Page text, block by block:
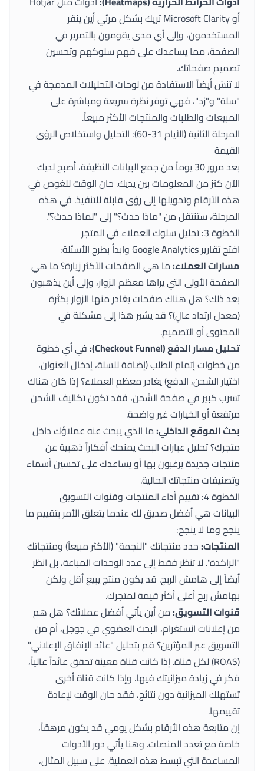
أو Microsoft Clarity تريك بشكل مرئي أين ينقر
المستخدمون، وإلى أي مدى يقومون بالتمرير في
الصفحة، مما يساعدك على فهم سلوكهم وتحسين
تصميم صفحاتك.
لا تنسَ أيضاً الاستفادة من لوحات التحليلات المدمجة في
"سلة" و"زد"، فهي توفر نظرة سريعة ومباشرة على
المبيعات والطلبات والمنتجات الأكثر مبيعاً.
المرحلة الثانية (الأيام 31-60): التحليل واستخلاص الرؤى
القيمة
بعد مرور 30 يوماً من جمع البيانات النظيفة، أصبح لديك
الآن كنز من المعلومات بين يديك. حان الوقت للغوص في
هذه الأرقام وتحويلها إلى رؤى قابلة للتنفيذ. في هذه
المرحلة، ستنتقل من "ماذا حدث؟" إلى "لماذا حدث؟".
الخطوة 3: تحليل سلوك العملاء في المتجر
افتح تقارير Google Analytics وابدأ بطرح الأسئلة:
مسارات العملاء:ما هي الصفحات الأكثر زيارة؟ ما هي
الصفحة الأولى التي يراها معظم الزوار، وإلى أين يذهبون
بعد ذلك؟ هل هناك صفحات يغادر منها الزوار بكثرة
(معدل ارتداد عالٍ)؟ قد يشير هذا إلى مشكلة في
المحتوى أو التصميم.
تحليل مسار الدفع (Checkout Funnel):
في أي خطوة
من خطوات إتمام الطلب (إضافة للسلة، إدخال العنوان،
اختيار الشحن، الدفع) يغادر معظم العملاء؟ إذا كان هناك
تسرب كبير في صفحة الشحن، فقد تكون تكاليف الشحن
مرتفعة أو الخيارات غير واضحة.
بحث الموقع الداخلي:ما الذي يبحث عنه عملاؤك داخل
متجرك؟ تحليل عبارات البحث يمنحك أفكاراً ذهبية عن
منتجات جديدة يرغبون بها أو يساعدك على تحسين أسماء
وتصنيفات منتجاتك الحالية.
الخطوة 4: تقييم أداء المنتجات وقنوات التسويق
البيانات هي أفضل صديق لك عندما يتعلق الأمر بتقييم ما
ينجح وما لا ينجح:
المنتجات:حدد منتجاتك "النجمة" (الأكثر مبيعاً) ومنتجاتك
"الراكدة". لا تنظر فقط إلى عدد الوحدات المباعة، بل انظر
أيضاً إلى هامش الربح. قد يكون منتج يبيع أقل ولكن
بهامش ربح أعلى أكثر قيمة لمتجرك.
قنوات التسويق:من أين يأتي أفضل عملائك؟ هل هم
من إعلانات انستغرام، البحث العضوي في جوجل، أم من
التسويق عبر المؤثرين؟ قم بتحليل "عائد الإنفاق الإعلاني"
(ROAS) لكل قناة. إذا كانت قناة معينة تحقق عائداً عالياً،
فكر في زيادة ميزانيتك فيها. وإذا كانت قناة أخرى
تستهلك الميزانية دون نتائج، فقد حان الوقت لإعادة
تقييمها.
إن متابعة هذه الأرقام بشكل يومي قد يكون مرهقاً،
خاصة مع تعدد المنصات. وهنا يأتي دور الأدوات
المساعدة التي تبسط هذه العملية. على سبيل المثال،